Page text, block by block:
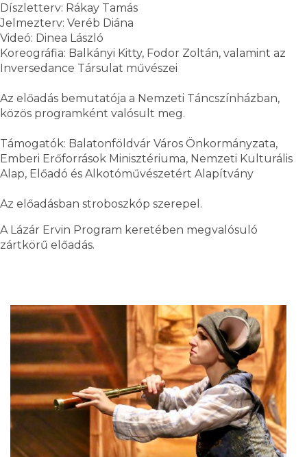
Díszletterv: Rákay Tamás
Jelmezterv: Veréb Diána
Videó: Dinea László
Koreográfia: Balkányi Kitty, Fodor Zoltán, valamint az
Inversedance Társulat művészei
Az előadás bemutatója a Nemzeti Táncszínházban,
közös programként valósult meg.
Támogatók: Balatonföldvár Város Önkormányzata,
Emberi Erőforrások Minisztériuma, Nemzeti Kulturális
Alap, Előadó és Alkotóművészetért Alapítvány
Az előadásban stroboszkóp szerepel.
A Lázár Ervin Program keretében megvalósuló
zártkörű előadás.